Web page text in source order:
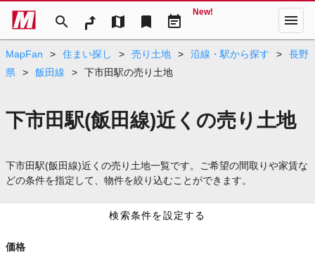
search map bookmark event_note
New! menu
MapFan > 住まい探し > 売り土地 > 沿線・駅から探す >
長野
県
> 飯田線 > 下市田駅の売り土地
下市田駅(飯田線)近くの売り土地
下市田駅(飯田線)近くの売り土地一覧です。ご希望の間取りや家賃な
どの条件を指定して、物件を絞り込むことができます。
検索条件を設定する
価格